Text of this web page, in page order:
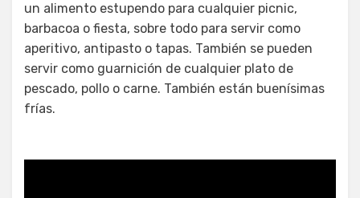
un alimento estupendo para cualquier picnic,
barbacoa o fiesta, sobre todo para servir como
aperitivo, antipasto o tapas. También se pueden
servir como guarnición de cualquier plato de
pescado, pollo o carne. También están buenísimas
frías.